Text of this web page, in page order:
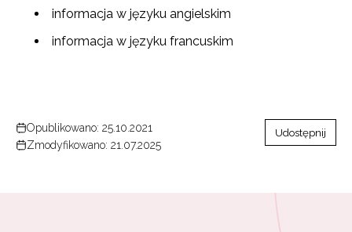
informacja w języku angielskim
informacja w języku francuskim
Opublikowano: 25.10.2021
Zmodyfikowano: 21.07.2025
Udostępnij
Zapisuję się